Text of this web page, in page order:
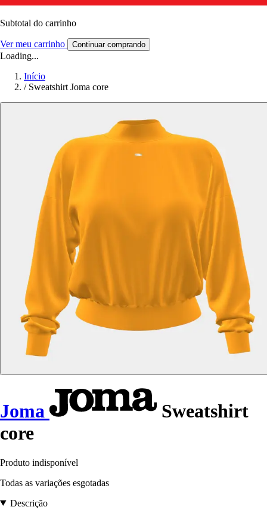
Subtotal do carrinho
Ver meu carrinho Continuar comprando
Loading...
Início
/ Sweatshirt Joma core
Joma
Sweatshirt
core
Produto indisponível
Todas as variações esgotadas
Descrição